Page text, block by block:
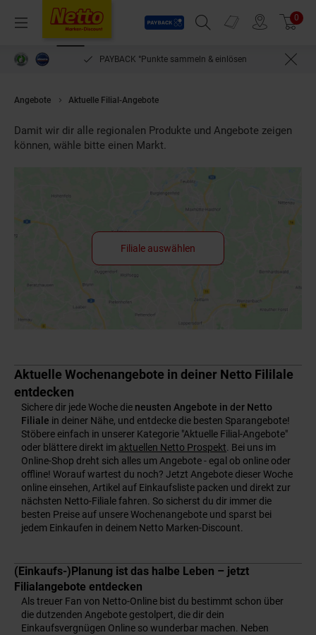
Menü
Payback
Suchfeld einblenden
Prospekte 0
PAYBACK °Punkte sammeln & einlösen
Angebote Aktuelle Filial-Angebote
Damit wir dir alle regionalen Produkte und Angebote zeigen
können, wähle bitte einen Markt.
Filiale auswählen
Aktuelle Wochenangebote in deiner Netto Fililale
entdecken
Sichere dir jede Woche die neusten Angebote in der Netto
Filiale in deiner Nähe, und entdecke die besten Sparangebote!
Stöbere einfach in unserer Kategorie "Aktuelle Filial-Angebote"
oder blättere direkt im aktuellen Netto Prospekt . Bei uns im
Online-Shop dreht sich alles um Angebote - egal ob online oder
offline! Worauf wartest du noch? Jetzt Angebote dieser Woche
online einsehen, Artikel auf Einkaufsliste packen und direkt zur
nächsten Netto-Filiale fahren. So sicherst du dir immer die
besten Preise auf unsere Wochenangebote und sparst bei
jedem Einkaufen in deinem Netto Marken-Discount.
(Einkaufs-)Planung ist das halbe Leben – jetzt
Filialangebote entdecken
Als treuer Fan von Netto-Online bist du bestimmt schon über
die dutzenden Angebote gestolpert, die dir dein
Einkaufsvergnügen Online so wunderbar machen. Neben